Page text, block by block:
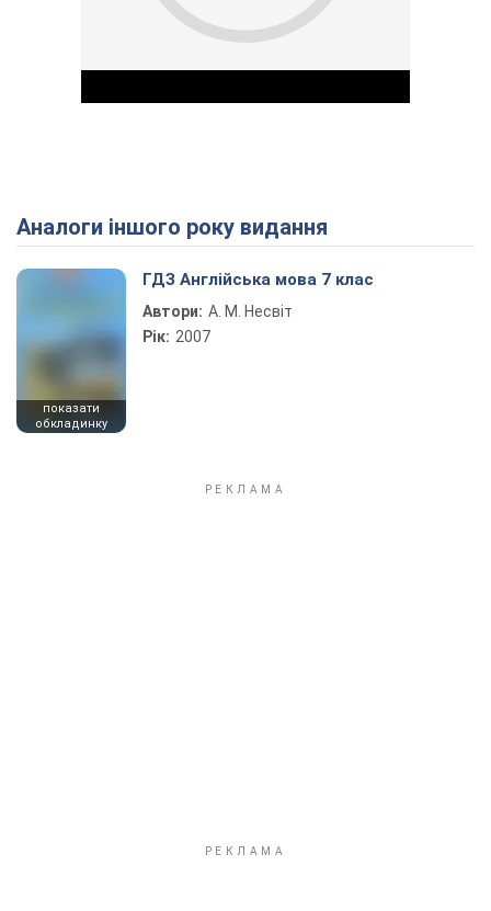
Play Video
Аналоги іншого року видання
показати
обкладинку
ГДЗ Англійська мова 7 клас
Автори: А. М. Несвіт
Рік: 2007